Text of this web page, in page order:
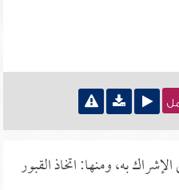
به، ومنها: اتخاذ القبور